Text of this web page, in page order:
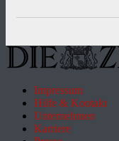
Impressum
Hilfe & Kontakt
Unternehmen
Karriere